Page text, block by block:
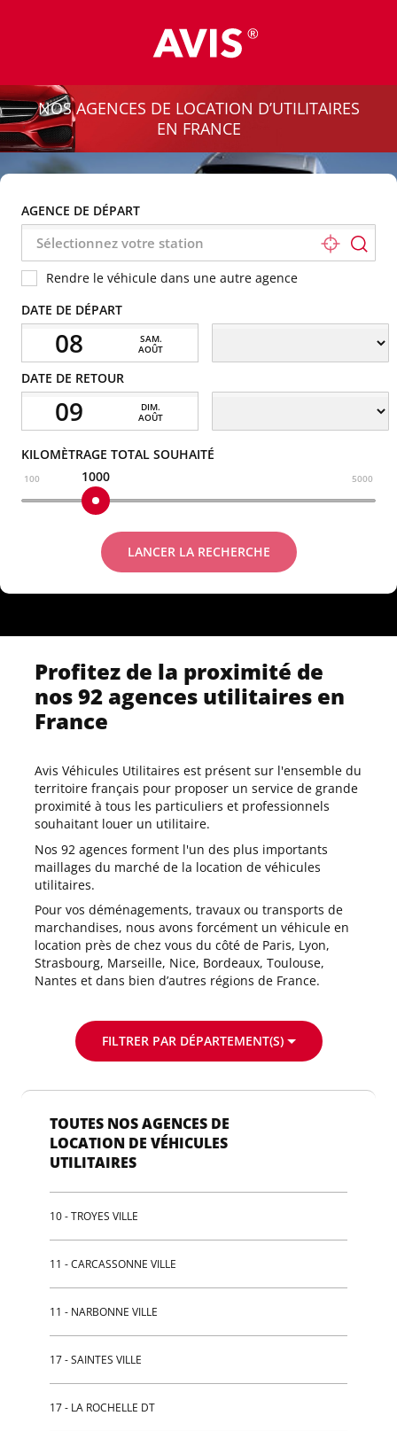
AVIS
Véhicules
Utilitaires
NOS AGENCES DE LOCATION D’UTILITAIRES
EN FRANCE
AGENCE DE DÉPART
Rendre le véhicule dans une autre agence
DATE DE DÉPART
08
SAM.
AOÛT
DATE DE RETOUR
09
DIM.
AOÛT
KILOMÈTRAGE TOTAL SOUHAITÉ
100 5000
1000
LANCER LA RECHERCHE
Profitez de la proximité de
nos 92 agences utilitaires en
France
Avis Véhicules Utilitaires est présent sur l'ensemble du
territoire français pour proposer un service de grande
proximité à tous les particuliers et professionnels
souhaitant louer un utilitaire.
Nos 92 agences forment l'un des plus importants
maillages du marché de la location de véhicules
utilitaires.
Pour vos déménagements, travaux ou transports de
marchandises, nous avons forcément un véhicule en
location près de chez vous du côté de Paris, Lyon,
Strasbourg, Marseille, Nice, Bordeaux, Toulouse,
Nantes et dans bien d’autres régions de France.
FILTRER PAR DÉPARTEMENT(S)
TOUTES NOS AGENCES DE
LOCATION DE VÉHICULES
UTILITAIRES
10 - TROYES VILLE
11 - CARCASSONNE VILLE
11 - NARBONNE VILLE
17 - SAINTES VILLE
17 - LA ROCHELLE DT